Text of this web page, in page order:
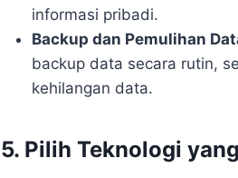
informasi pribadi.
Backup dan Pemulihan
backup data secara rutin,
kehilangan data.
5. Pilih Teknologi